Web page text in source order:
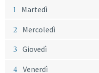
1 Martedì
2 Mercoledì
3 Giovedì
4 Venerdì